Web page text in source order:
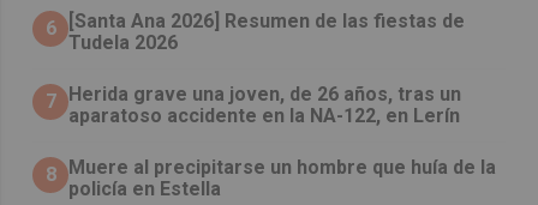
6
[Santa Ana 2026] Resumen de las fiestas de
Tudela 2026
7 Herida grave una joven, de 26 años, tras un
aparatoso accidente en la NA-122, en Lerín
8 Muere al precipitarse un hombre que huía de la
policía en Estella